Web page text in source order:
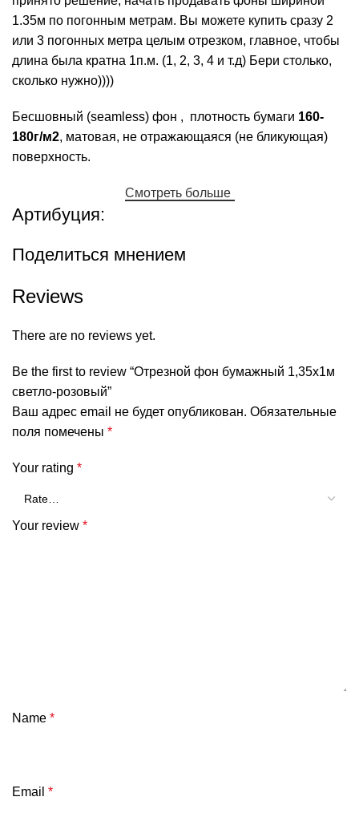
1.35м по погонным метрам. Вы можете купить сразу 2
или 3 погонных метра целым отрезком, главное, чтобы
длина была кратна 1п.м. (1, 2, 3, 4 и т.д) Бери столько,
сколько нужно))))
Бесшовный (seamless) фон , плотность бумаги 160-
180г/м2, матовая, не отражающаяся (не бликующая)
поверхность.
Смотреть больше
Артибуция:
Поделиться мнением
Reviews
There are no reviews yet.
Be the first to review “Отрезной фон бумажный 1,35х1м
светло-розовый”
Ваш адрес email не будет опубликован. Обязательные
поля помечены *
Your rating *
Your review *
Name *
Email *